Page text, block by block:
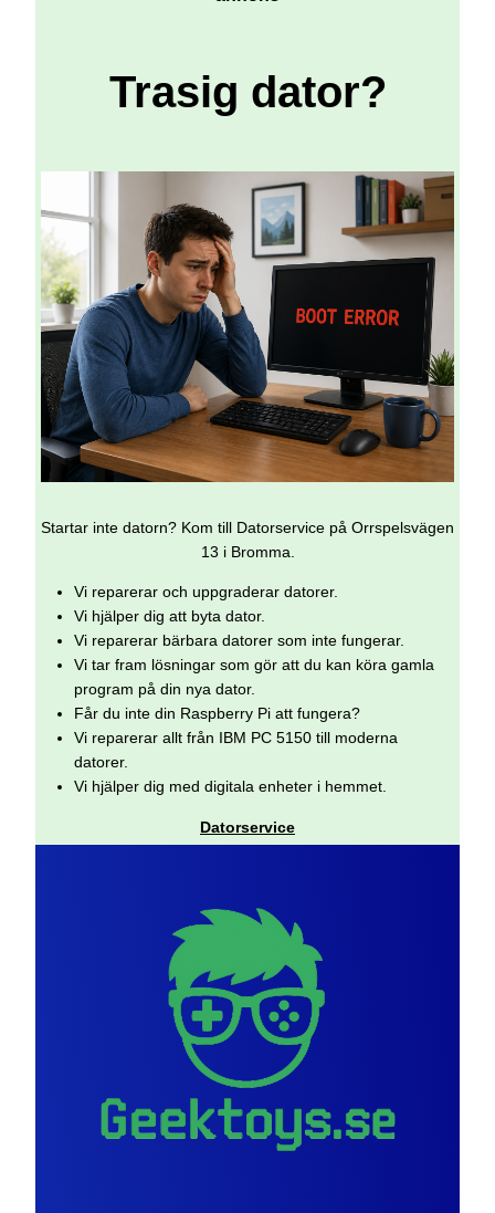
Trasig dator?
Startar inte datorn? Kom till Datorservice på Orrspelsvägen
13 i Bromma.
Vi reparerar och uppgraderar datorer.
Vi hjälper dig att byta dator.
Vi reparerar bärbara datorer som inte fungerar.
Vi tar fram lösningar som gör att du kan köra gamla
program på din nya dator.
Får du inte din Raspberry Pi att fungera?
Vi reparerar allt från IBM PC 5150 till moderna
datorer.
Vi hjälper dig med digitala enheter i hemmet.
Datorservice